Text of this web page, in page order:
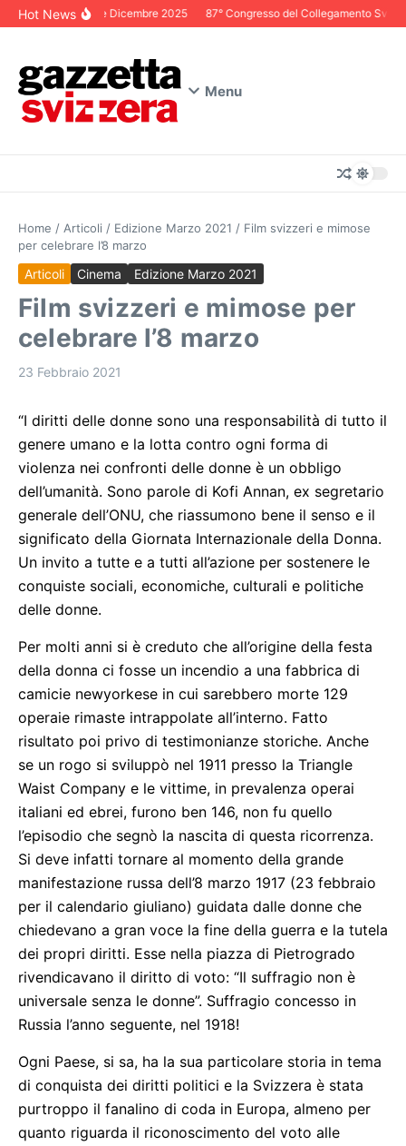
Salta al contenuto
Hot NewsEditoriale Dicembre 2025 87° Congresso del Collegamento
Menu
Home / Articoli / Edizione Marzo 2021 / Film svizzeri e mimose
per celebrare l’8 marzo
Articoli Cinema Edizione Marzo 2021
Film svizzeri e mimose per
celebrare l’8 marzo
23 Febbraio 2021
“I diritti delle donne sono una responsabilità di tutto il
genere umano e la lotta contro ogni forma di
violenza nei confronti delle donne è un obbligo
dell’umanità. Sono parole di Kofi Annan, ex segretario
generale dell’ONU, che riassumono bene il senso e il
significato della Giornata Internazionale della Donna.
Un invito a tutte e a tutti all’azione per sostenere le
conquiste sociali, economiche, culturali e politiche
delle donne.
Per molti anni si è creduto che all’origine della festa
della donna ci fosse un incendio a una fabbrica di
camicie newyorkese in cui sarebbero morte 129
operaie rimaste intrappolate all’interno. Fatto
risultato poi privo di testimonianze storiche. Anche
se un rogo si sviluppò nel 1911 presso la Triangle
Waist Company e le vittime, in prevalenza operai
italiani ed ebrei, furono ben 146, non fu quello
l’episodio che segnò la nascita di questa ricorrenza.
Si deve infatti tornare al momento della grande
manifestazione russa dell’8 marzo 1917 (23 febbraio
per il calendario giuliano) guidata dalle donne che
chiedevano a gran voce la fine della guerra e la tutela
dei propri diritti. Esse nella piazza di Pietrogrado
rivendicavano il diritto di voto: “Il suffragio non è
universale senza le donne”. Suffragio concesso in
Russia l’anno seguente, nel 1918!
Ogni Paese, si sa, ha la sua particolare storia in tema
di conquista dei diritti politici e la Svizzera è stata
purtroppo il fanalino di coda in Europa, almeno per
quanto riguarda il riconoscimento del voto alle